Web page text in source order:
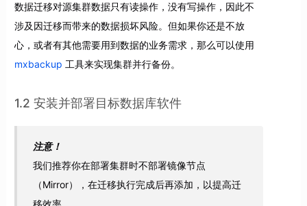
数据迁移对源集群数据只有读操作，没有写操作，因此不
涉及因迁移而带来的数据损坏风险。但如果你还是不放
心，或者有其他需要用到数据的业务需求，那么可以使用
mxbackup 工具来实现集群并行备份。
1.2 安装并部署目标数据库软件
注意！
我们推荐你在部署集群时不部署镜像节点
（Mirror），在迁移执行完成后再添加，以提高迁
移效率。